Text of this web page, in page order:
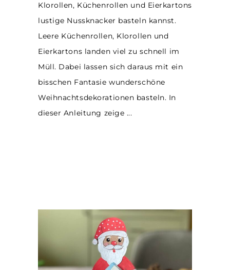
Klorollen, Küchenrollen und Eierkartons
lustige Nussknacker basteln kannst.
Leere Küchenrollen, Klorollen und
Eierkartons landen viel zu schnell im
Müll. Dabei lassen sich daraus mit ein
bisschen Fantasie wunderschöne
Weihnachtsdekorationen basteln. In
dieser Anleitung zeige